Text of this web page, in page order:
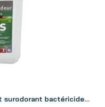
DS Rnet coquelicot détergent surodorant bactéricide 5L